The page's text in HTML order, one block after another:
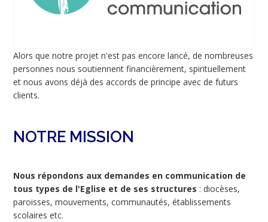
Alors que notre projet n'est pas encore lancé, de nombreuses
personnes nous soutiennent financièrement, spirituellement
et nous avons déjà des accords de principe avec de futurs
clients.
NOTRE MISSION
Nous répondons aux demandes en communication de
tous types de l'Eglise et de ses structures : diocèses,
paroisses, mouvements, communautés, établissements
scolaires etc.